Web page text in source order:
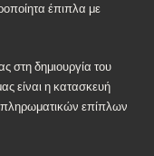
έπιπλα με
στη δημιουργία του
είναι η κατασκευή
επίπλων